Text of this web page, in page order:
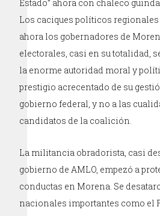
Estado” ahora con chaleco
Los caciques políticos
ahora los gobernadores de
electorales, casi en su totalidad,
la enorme autoridad moral y
prestigio acrecentado de su
gobierno federal, y no a las
candidatos de la coalición.
La militancia obradorista, casi
gobierno de AMLO, empezó a
conductas en Morena. Se
nacionales importantes como el